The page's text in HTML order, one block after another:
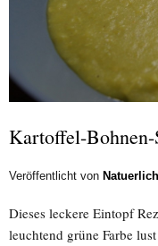
Kartoffel-Bohnen-
Veröffentlicht von
Dieses leckere Eintopf
leuchtend grüne Farbe